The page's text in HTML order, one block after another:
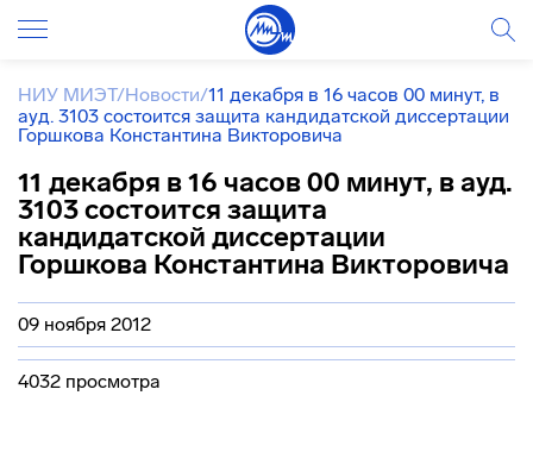
НИУ МИЭТ/Новости/11 декабря в 16 часов 00 минут, в
ауд. 3103 состоится защита кандидатской диссертации
Горшкова Константина Викторовича
11 декабря в 16 часов 00 минут, в ауд.
3103 состоится защита
кандидатской диссертации
Горшкова Константина Викторовича
09 ноября 2012
4032 просмотра